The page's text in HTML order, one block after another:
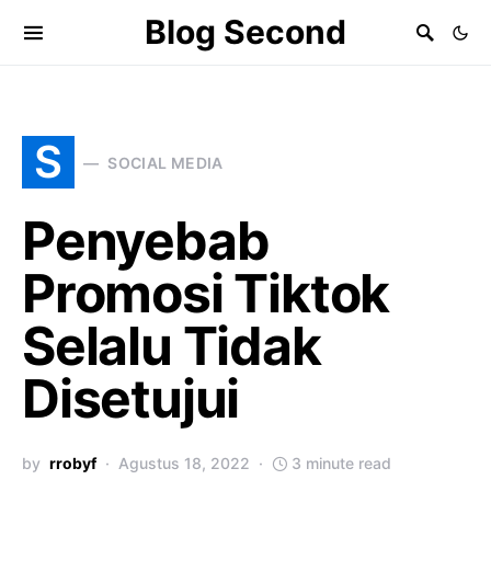
Blog Second
S SOCIAL MEDIA
Penyebab
Promosi Tiktok
Selalu Tidak
Disetujui
by rrobyf Agustus 18, 2022 3 minute read